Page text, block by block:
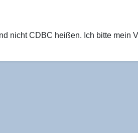
nicht CDBC hei­ßen. Ich bit­te mein